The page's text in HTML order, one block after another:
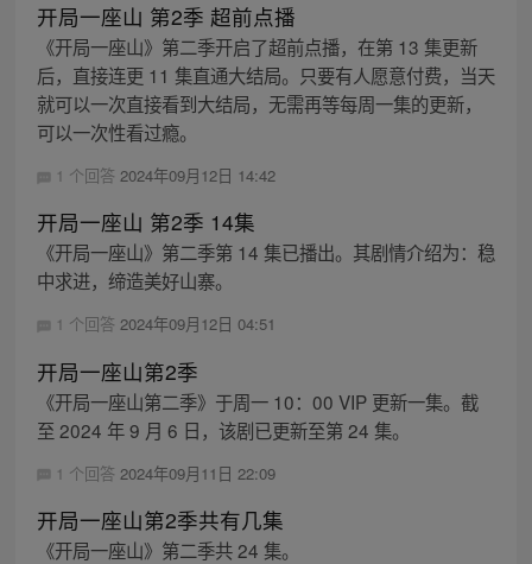
开局一座山 第2季 超前点播
《开局一座山》第二季开启了超前点播，在第 13 集更新
后，直接连更 11 集直通大结局。只要有人愿意付费，当天
就可以一次直接看到大结局，无需再等每周一集的更新，
可以一次性看过瘾。
1 个回答 2024年09月12日 14:42
开局一座山 第2季 14集
《开局一座山》第二季第 14 集已播出。其剧情介绍为：稳
中求进，缔造美好山寨。
1 个回答 2024年09月12日 04:51
开局一座山第2季
《开局一座山第二季》于周一 10：00 VIP 更新一集。截
至 2024 年 9 月 6 日，该剧已更新至第 24 集。
1 个回答 2024年09月11日 22:09
开局一座山第2季共有几集
《开局一座山》第二季共 24 集。